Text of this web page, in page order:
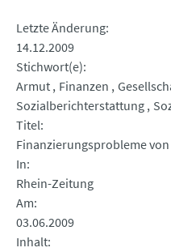
Letzte Änderung
14.12.2009
Stichwort(e)
Armut Finanzen
Sozialberichterstattung
Titel
Finanzierungsprobleme
In
Rhein-Zeitung
Am
03.06.2009
Inhalt